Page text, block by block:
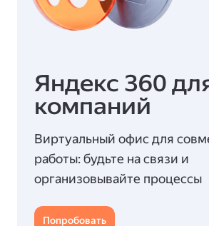
Яндекс 360
компаний
Виртуальный офис для
работы: будьте на связи и
организовывайте процессы
Попробовать